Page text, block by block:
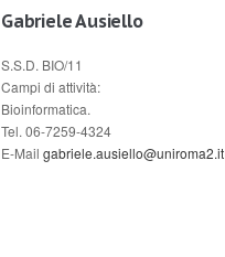
Gabriele Ausiello
S.S.D. BIO/11
Campi di attività:
Bioinformatica.
Tel. 06-7259-4324
E-Mail gabriele.ausiello@uniroma2.it